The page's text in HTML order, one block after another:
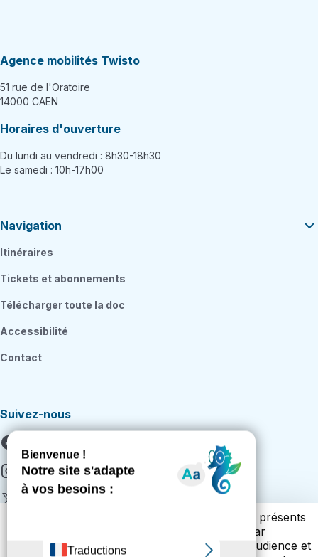
Agence mobilités Twisto
51 rue de l'Oratoire
14000 CAEN
Horaires d'ouverture
Du lundi au vendredi : 8h30-18h30
Le samedi : 10h-17h00
Navigation
Itinéraires
Tickets et abonnements
Télécharger toute la doc
Accessibilité
Contact
Suivez-nous
Instagram
Vous trouverez ci-dessous la liste des cookies présents
sur notre site. Cette liste vous est présentée par
catégories (cookies techniques, de mesure d’audience et